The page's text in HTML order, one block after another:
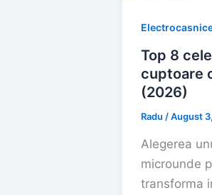
Top 8
cuptoare
(2026)
Radu /August
Alegerea
microunde
transforma